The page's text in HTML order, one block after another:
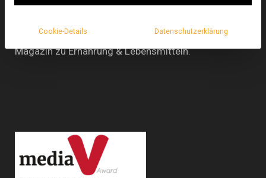
lebensmittelmagazin
(.de) ist das Online-
Magazin zu Ernährung & Lebensmitteln.
Cookie-Details Datenschutzerklärung